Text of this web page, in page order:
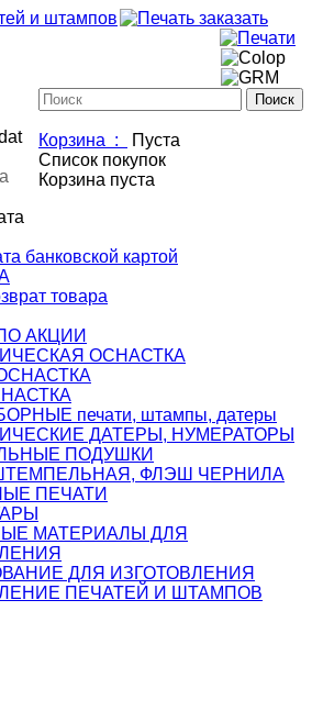
Корзина :
Пуста
Список покупок
Корзина пуста
банковской картой
товара
АКЦИИ
ОСНАСТКА
печати, штампы, датеры
ДАТЕРЫ, НУМЕРАТОРЫ
ПОДУШКИ
ФЛЭШ ЧЕРНИЛА
ПЕЧАТИ
МАТЕРИАЛЫ ДЛЯ
ДЛЯ ИЗГОТОВЛЕНИЯ
ПЕЧАТЕЙ И ШТАМПОВ